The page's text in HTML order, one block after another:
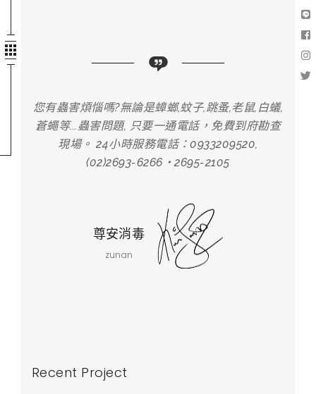
您有蟲害煩惱嗎?無論是蟑螂,蚊子,跳蚤,老鼠,白蟻,
蒼蠅等...蟲害問題, 只要一通電話，免費到府勘查
現場。 24小時服務電話：0933209520,
(02)2693-6266‧2695-2105
尊安消毒
zunan
Recent Project